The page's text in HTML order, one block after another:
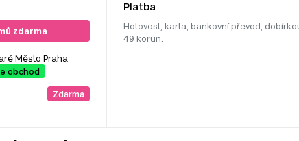
zdarma
Město Praha
obchod
Zdarma
Platba
Hotovost, karta, bankovní převod,
49 korun.